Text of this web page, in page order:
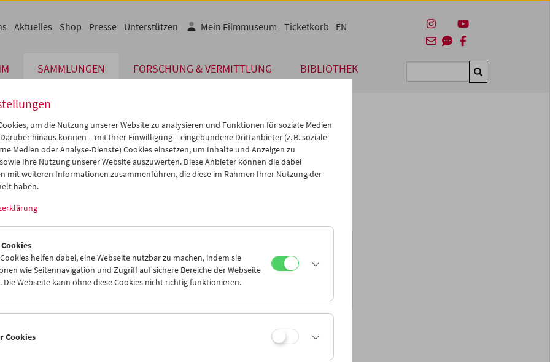
SAMMLUNGEN FORSCHUNG & VERMITTLUNG BIBLIOTHEK Suchen
Aktuelles Shop Presse Unterstützen Mein Filmmuseum Ticketkorb EN
digital
nach links/rechts
8, Farbe,
Deutsch
Inhalt von 'vimeo' kann aufgrund Ihrer Datenschutzeinstellungen nicht angezeigt
werden.
Cookie-Einstellungen
Aufzeichnungen von Fortbewegungen mit Zügen, Autos, Schiffen etc., nach links und
Sammlung und Zusammenstellung von eigenen, gefundenen und geschenkten
um die Nutzung unserer Website zu analysieren und Funktionen für soziale Medien
hinaus können – mit Ihrer Einwilligung – eingebundene Drittanbieter (z. B. soziale
Medien oder Analyse-Dienste) Cookies einsetzen, um Inhalte und Anzeigen zu
Ihre Nutzung unserer Website auszuwerten. Diese Anbieter können die dabei
mit weiteren Informationen zusammenführen, die diese im Rahmen Ihrer Nutzung der
haben.
helfen dabei, eine Webseite nutzbar zu machen, indem sie
wie Seitennavigation und Zugriff auf sichere Bereiche der Webseite
Die Webseite kann ohne diese Cookies nicht richtig funktionieren.
Cookies